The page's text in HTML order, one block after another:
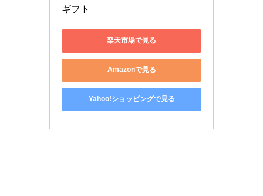
ギフト
楽天市場で見る
Amazonで見る
Yahoo!ショッピングで見る